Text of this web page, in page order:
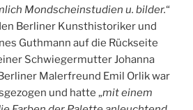
Mondscheinstudien u. bilder.“
Berliner Kunsthistoriker und
Guthmann auf die Rückseite
Schwiegermutter Johanna
Malerfreund Emil Orlik war
und hatte „mit einem